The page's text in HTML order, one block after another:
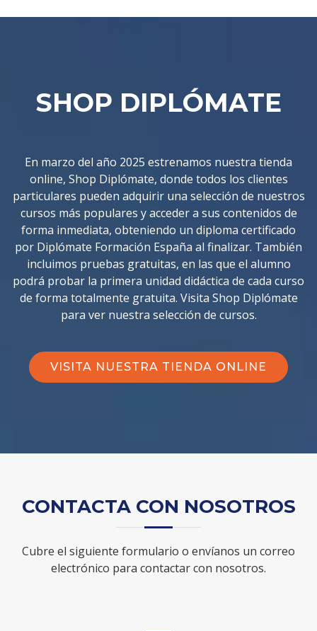
SHOP DIPLÓMATE
En marzo del año 2025 estrenamos nuestra tienda
online, Shop Diplómate, donde todos los clientes
particulares pueden adquirir una selección de nuestros
cursos más populares y acceder a sus contenidos de
forma inmediata, obteniendo un diploma certificado
por Diplómate Formación España al finalizar. También
incluimos pruebas gratuitas, en las que el alumno
podrá probar la primera unidad didáctica de cada curso
de forma totalmente gratuita. Visita Shop Diplómate
para ver nuestra selección de cursos.
VISITA NUESTRA TIENDA ONLINE
CONTACTA CON NOSOTROS
Cubre el siguiente formulario o envíanos un correo
electrónico para contactar con nosotros.